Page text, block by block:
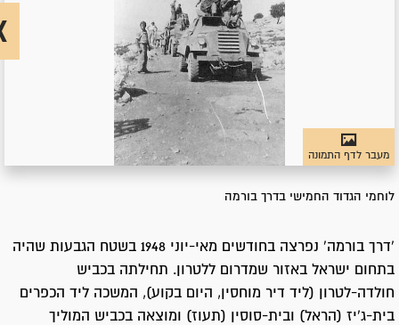
מעבר לדף התמונה
לוחמי הגדוד החמישי בדרך בורמה
'דרך בורמה' נפרצה בחודשים מאי-יוני 1948 בשטח הגבעות שהיה
בתחום ישראל באזור שמדרום ללטרון. תחילתה בכביש
חולדה-לטרון (ליד דיר מוחסין, היום בקוע), המשכה ליד הכפרים
בית-ג'יז (הראל) ובית-סוסין (תעוז) ומוצאה בכביש המוליך